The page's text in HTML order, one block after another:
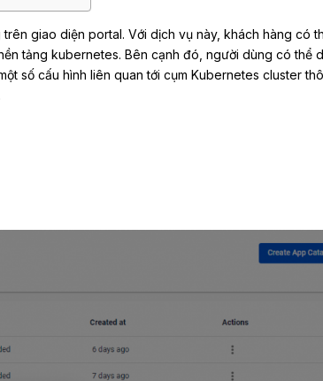
giao diện portal. Với dịch vụ này, khách hàng có
tảng kubernetes. Bên cạnh đó, người dùng có thể
số cấu hình liên quan tới cụm Kubernetes cluster